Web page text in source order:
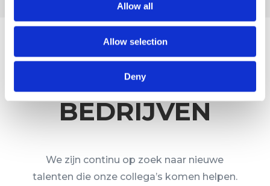
Allow all
Allow selection
Deny
WERKEN BIJ
EEN VAN ONZE
BEDRIJVEN
We zijn continu op zoek naar nieuwe
talenten die onze collega’s komen helpen.